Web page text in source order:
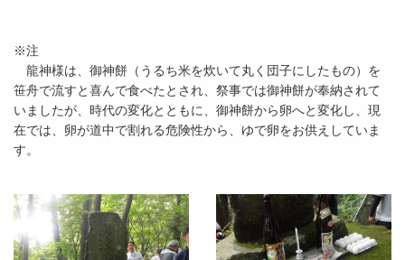
※注
龍神様は、御神餅（うるち米を炊いて丸く団子にしたもの）を
笹舟で流すと喜んで食べたとされ、祭事では御神餅が奉納されて
いましたが、時代の変化とともに、御神餅から卵へと変化し、現
在では、卵が道中で割れる危険性から、ゆで卵をお供えしていま
す。